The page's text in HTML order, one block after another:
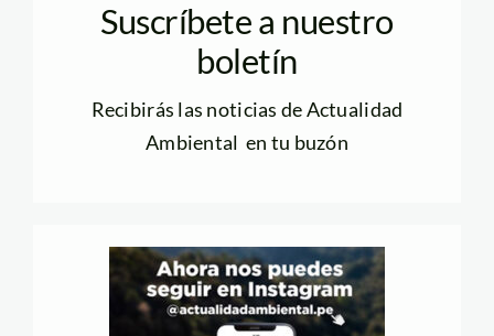
Suscríbete a nuestro
boletín
Recibirás las noticias de Actualidad
Ambiental en tu buzón